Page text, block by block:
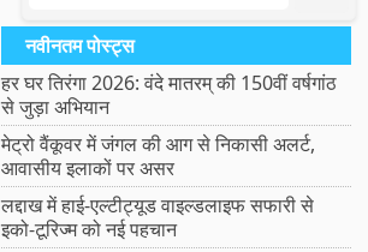
नवीनतम पोस्ट्स
हर घर तिरंगा 2026: वंदे मातरम् की 150वीं वर्षगांठ
से जुड़ा अभियान
मेट्रो वैंकूवर में जंगल की आग से निकासी अलर्ट,
आवासीय इलाकों पर असर
लद्दाख में हाई-एल्टीट्यूड वाइल्डलाइफ सफारी से
इको-टूरिज्म को नई पहचान